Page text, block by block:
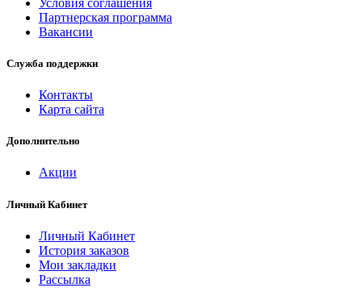
Партнерская программа
Вакансии
Служба поддержки
Контакты
Карта сайта
Дополнительно
Акции
Личный Кабинет
Личный Кабинет
История заказов
Мои закладки
Рассылка